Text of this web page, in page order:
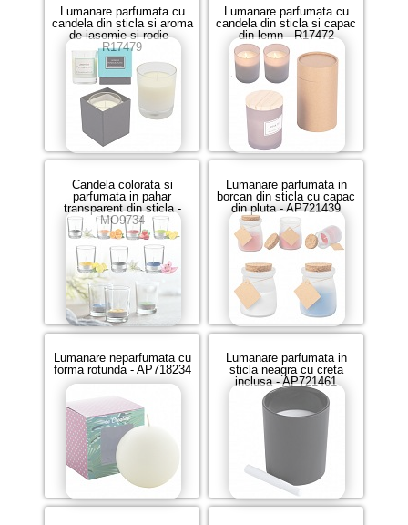
Lumanare parfumata cu
candela din sticla si aroma
de iasomie si rodie -
R17479
Lumanare parfumata cu
candela din sticla si capac
din lemn - R17472
Candela colorata si
parfumata in pahar
transparent din sticla -
MO9734
Lumanare parfumata in
borcan din sticla cu capac
din pluta - AP721439
Lumanare neparfumata cu
forma rotunda - AP718234
Lumanare parfumata in
sticla neagra cu creta
inclusa - AP721461